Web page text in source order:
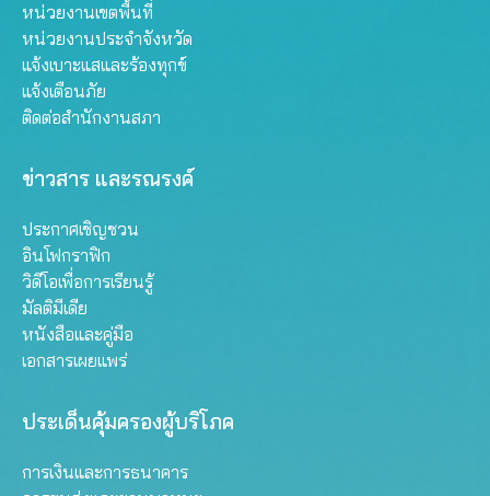
หน่วยงานเขตพื้นที่
หน่วยงานประจำจังหวัด
แจ้งเบาะแสและร้องทุกข์
แจ้งเตือนภัย
ติดต่อสำนักงานสภา
ข่าวสาร และรณรงค์
ประกาศเชิญชวน
อินโฟกราฟิก
วิดีโอเพื่อการเรียนรู้
มัลติมีเดีย
หนังสือและคู่มือ
เอกสารเผยแพร่
ประเด็นคุ้มครองผู้บริโภค
การเงินและการธนาคาร